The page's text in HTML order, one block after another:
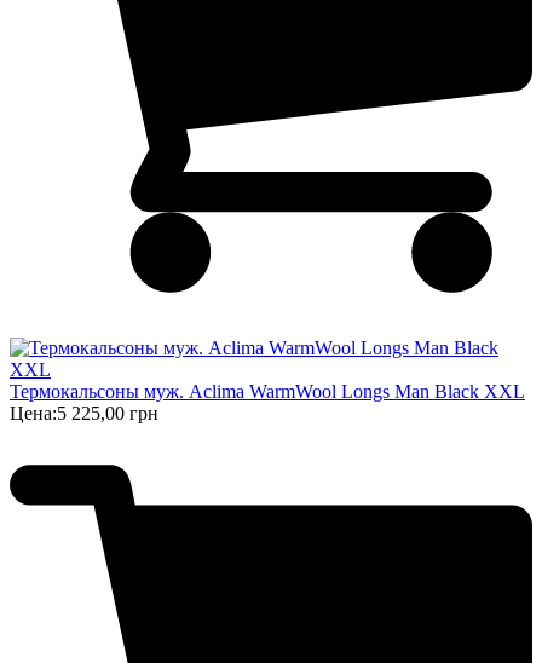
Термокальсоны муж. Aclima WarmWool Longs Man Black XXL
Цена:5 225,00 грн